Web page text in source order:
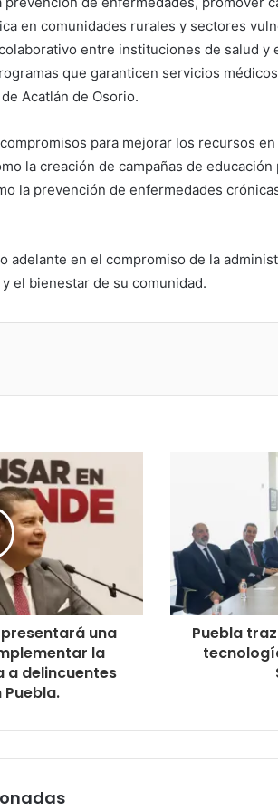
en comunidades rurales y sectores
entre instituciones de salud y
que garanticen servicios
Acatlán de Osorio.
para mejorar los recursos
la creación de campañas de
la prevención de enfermedades
adelante en el compromiso de la
el bienestar de su comunidad.
una
la
delincuentes
Puebla.
Puebla